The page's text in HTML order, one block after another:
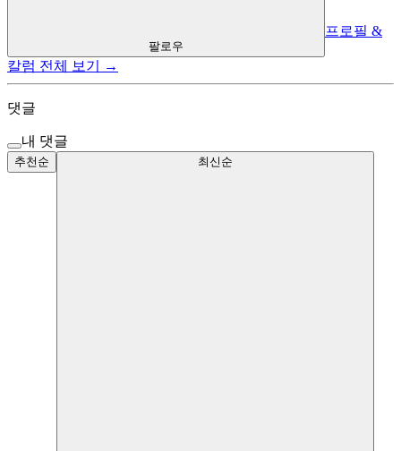
팔로우
프로필 &
칼럼 전체 보기 →
댓글
내 댓글
추천순 최신순